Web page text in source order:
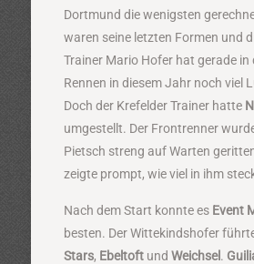
Dortmund die wenigsten
waren seine letzten Formen und
Trainer Mario Hofer hat gerade in
Rennen in diesem Jahr noch viel
Doch der Krefelder Trainer hatte
umgestellt. Der Frontrenner
Pietsch streng auf Warten
zeigte prompt, wie viel in ihm
Nach dem Start konnte es Event
besten. Der Wittekindshofer
Stars, Ebeltoftund Weichsel.